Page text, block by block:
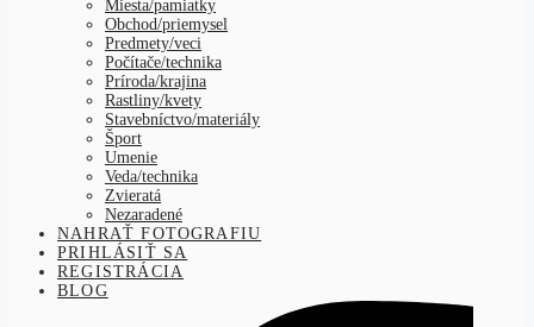
Miesta/pamiatky
Obchod/priemysel
Predmety/veci
Počítače/technika
Príroda/krajina
Rastliny/kvety
Stavebníctvo/materiály
Šport
Umenie
Veda/technika
Zvieratá
Nezaradené
NAHRAŤ FOTOGRAFIU
PRIHLÁSIŤ SA
REGISTRÁCIA
BLOG